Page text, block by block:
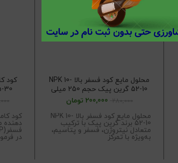
محلول مایع کود فسفر بالا NPK 10-
52-10 گرین پیک حجم 250 میلی
لیتر
200,000 تومان
محلول مایع کود فسفر بالا NPK 10-
52-10 برند گرین پیک با ترکیب
متعادل نیتروژن، فسفر و پتاسیم،
به‌ویژه با تمرکز در فرمول